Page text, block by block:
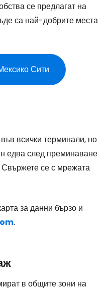
се предлагат на
са най-добрите места
Сити
всички терминали, но
едва след преминаване
Свържете се с мрежата
за данни бързо и
.
в общите зони на